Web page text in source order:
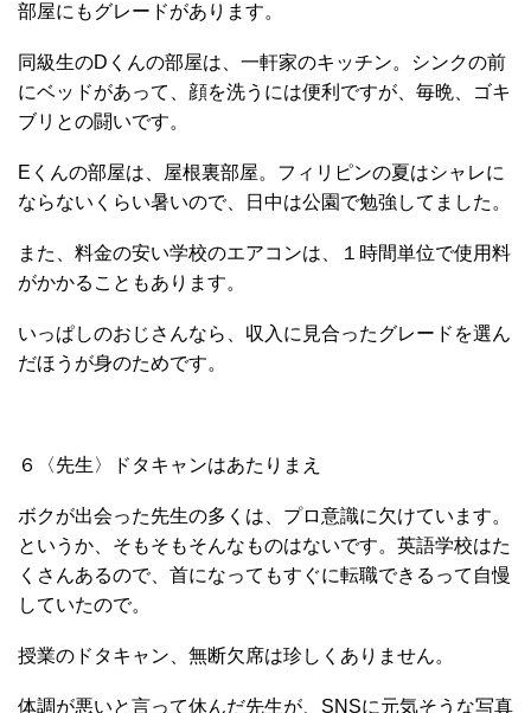
部屋にもグレードがあります。
同級生のDくんの部屋は、一軒家のキッチン。シンクの前
にベッドがあって、顔を洗うには便利ですが、毎晩、ゴキ
ブリとの闘いです。
Eくんの部屋は、屋根裏部屋。フィリピンの夏はシャレに
ならないくらい暑いので、日中は公園で勉強してました。
また、料金の安い学校のエアコンは、１時間単位で使用料
がかかることもあります。
いっぱしのおじさんなら、収入に見合ったグレードを選ん
だほうが身のためです。
６〈先生〉ドタキャンはあたりまえ
ボクが出会った先生の多くは、プロ意識に欠けています。
というか、そもそもそんなものはないです。英語学校はた
くさんあるので、首になってもすぐに転職できるって自慢
していたので。
授業のドタキャン、無断欠席は珍しくありません。
体調が悪いと言って休んだ先生が、SNSに元気そうな写真